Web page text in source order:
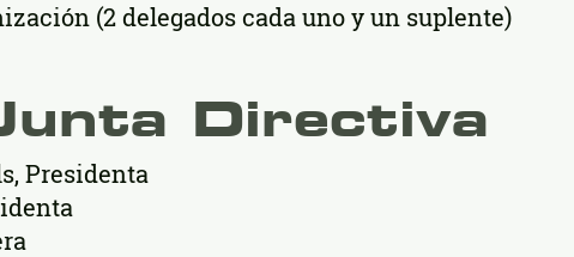
(2 delegados cada uno y un suplente)
Directiva
Presidenta